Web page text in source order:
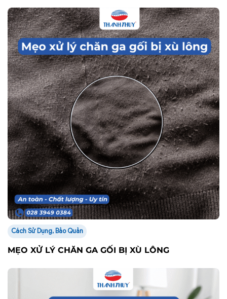
Cách Sử Dụng, Bảo Quản
MẸO XỬ LÝ CHĂN GA GỐI BỊ XÙ LÔNG